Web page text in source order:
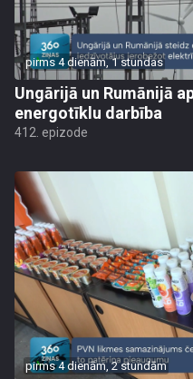
pirms 4 dienām, 1 stundas
Ungārijā un Rumānijā
energotīklu darbība
412. epizode
pirms 4 dienām, 2 stundām